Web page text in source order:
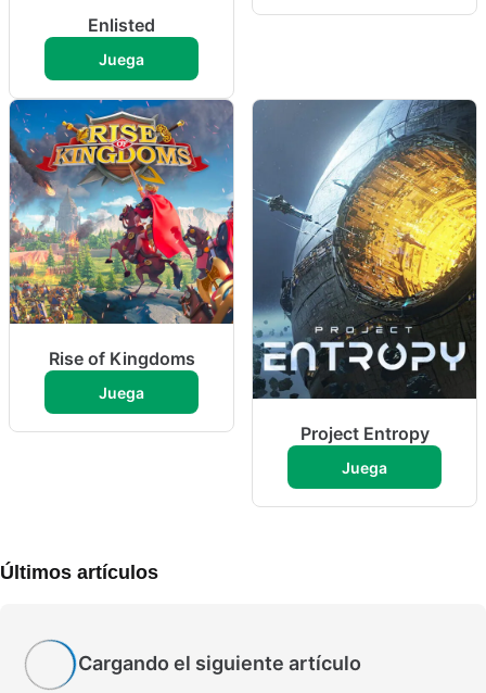
Enlisted
Juega
Rise of Kingdoms
Juega
Project Entropy
Juega
Últimos artículos
Cargando el siguiente artículo